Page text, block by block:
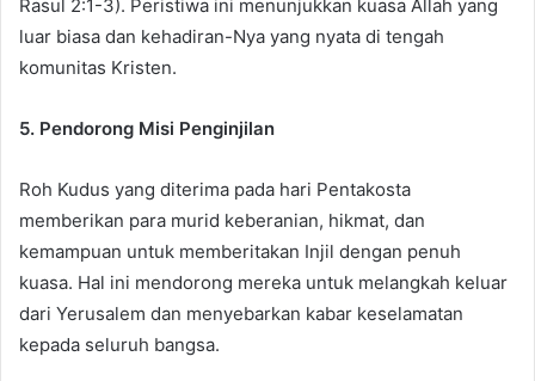
Rasul 2:1-3). Peristiwa ini menunjukkan kuasa Allah yang
luar biasa dan kehadiran-Nya yang nyata di tengah
komunitas Kristen.
5. Pendorong Misi Penginjilan
Roh Kudus yang diterima pada hari Pentakosta
memberikan para murid keberanian, hikmat, dan
kemampuan untuk memberitakan Injil dengan penuh
kuasa. Hal ini mendorong mereka untuk melangkah keluar
dari Yerusalem dan menyebarkan kabar keselamatan
kepada seluruh bangsa.